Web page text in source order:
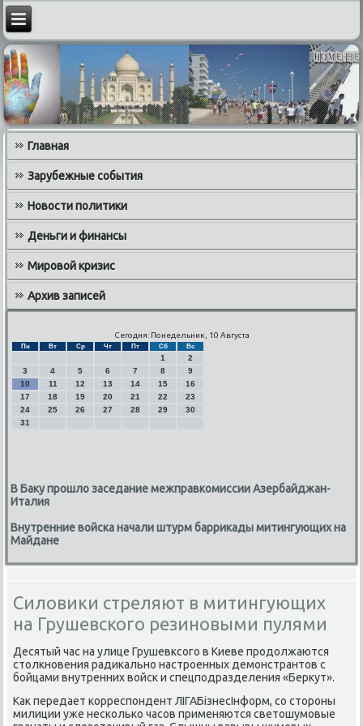
Главная
Зарубежные события
Новости политики
Деньги и финансы
Мировой кризис
Архив записей
Сегодня: Понедельник, 10 Августа
Пн Вт Ср Чт Пт Сб Вс
1
2
3
4 5 6 7 8
9
10
11 12 13 14 15
16
17
18 19 20 21 22
23
24
25 26 27 28 29
30
31
В Баку прошло заседание межправкомиссии Азербайджан-
Италия
Внутренние войска начали штурм баррикады митингующих на
Майдане
Силовики стреляют в митингующих
на Грушевского резиновыми пулями
Десятый час на улице Грушевксого в Киеве продолжаются
столкновения радикально настроенных демонстрантов с
бойцами внутренних войск и спецподразделения «Беркут».
Как передает корреспондент ЛІГАБізнесІнформ, со стороны
милиции уже несколько часов применяются светошумовые